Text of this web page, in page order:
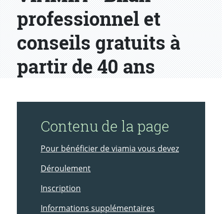
professionnel et
conseils gratuits à
partir de 40 ans
Contenu de la page
Pour bénéficier de viamia vous devez
Déroulement
Inscription
Informations supplémentaires